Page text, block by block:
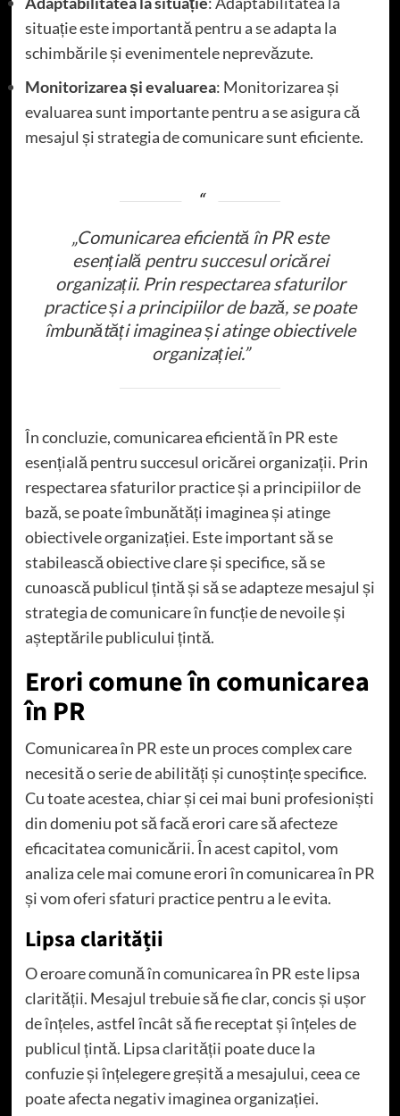
situație este importantă pentru a se adapta la
schimbările și evenimentele neprevăzute.
Monitorizarea și evaluarea: Monitorizarea și
evaluarea sunt importante pentru a se asigura că
mesajul și strategia de comunicare sunt eficiente.
„Comunicarea eficientă în PR este
esențială pentru succesul oricărei
organizații. Prin respectarea sfaturilor
practice și a principiilor de bază, se poate
îmbunătăți imaginea și atinge obiectivele
organizației.”
În concluzie, comunicarea eficientă în PR este
esențială pentru succesul oricărei organizații. Prin
respectarea sfaturilor practice și a principiilor de
bază, se poate îmbunătăți imaginea și atinge
obiectivele organizației. Este important să se
stabilească obiective clare și specifice, să se
cunoască publicul țintă și să se adapteze mesajul și
strategia de comunicare în funcție de nevoile și
așteptările publicului țintă.
Erori comune în comunicarea
în PR
Comunicarea în PR este un proces complex care
necesită o serie de abilități și cunoștințe specifice.
Cu toate acestea, chiar și cei mai buni profesioniști
din domeniu pot să facă erori care să afecteze
eficacitatea comunicării. În acest capitol, vom
analiza cele mai comune erori în comunicarea în PR
și vom oferi sfaturi practice pentru a le evita.
Lipsa clarității
O eroare comună în comunicarea în PR este lipsa
clarității. Mesajul trebuie să fie clar, concis și ușor
de înțeles, astfel încât să fie receptat și înțeles de
publicul țintă. Lipsa clarității poate duce la
confuzie și înțelegere greșită a mesajului, ceea ce
poate afecta negativ imaginea organizației.